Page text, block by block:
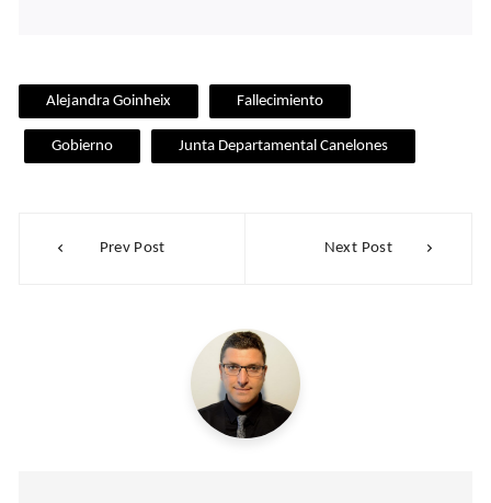
Alejandra Goinheix Fallecimiento
Gobierno Junta Departamental Canelones
Prev Post Next Post